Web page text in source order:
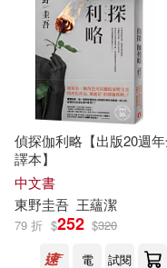
偵探伽利略【出版20週
譯本】
中文書
東野圭吾 王蘊潔
79 折 $252 $320
電
試閱